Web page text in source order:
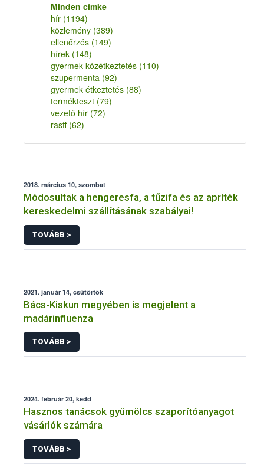
Minden címke
hír (1194)
közlemény (389)
ellenőrzés (149)
hírek (148)
gyermek közétkeztetés (110)
szupermenta (92)
gyermek étkeztetés (88)
termékteszt (79)
vezető hír (72)
rasff (62)
2018. március 10, szombat
Módosultak a hengeresfa, a tűzifa és az apríték
kereskedelmi szállításának szabályai!
TOVÁBB >
2021. január 14, csütörtök
Bács-Kiskun megyében is megjelent a
madárinfluenza
TOVÁBB >
2024. február 20, kedd
Hasznos tanácsok gyümölcs szaporítóanyagot
vásárlók számára
TOVÁBB >